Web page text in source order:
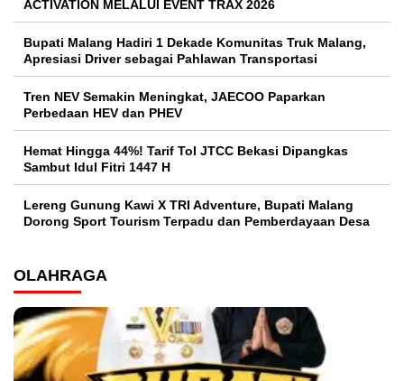
ACTIVATION MELALUI EVENT TRAX 2026
Bupati Malang Hadiri 1 Dekade Komunitas Truk Malang,
Apresiasi Driver sebagai Pahlawan Transportasi
Tren NEV Semakin Meningkat, JAECOO Paparkan
Perbedaan HEV dan PHEV
Hemat Hingga 44%! Tarif Tol JTCC Bekasi Dipangkas
Sambut Idul Fitri 1447 H
Lereng Gunung Kawi X TRI Adventure, Bupati Malang
Dorong Sport Tourism Terpadu dan Pemberdayaan Desa
OLAHRAGA